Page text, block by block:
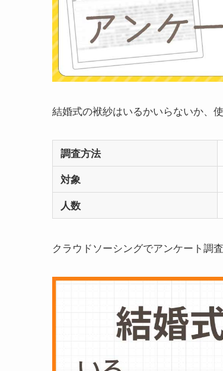
結婚式の袱紗はいるかいらないか、
調査方法
対象
人数
クラウドソーシングでアンケート調